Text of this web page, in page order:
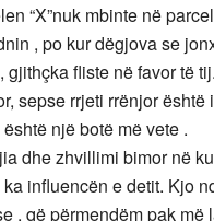
“X”nuk mbinte në
, po kur dëgjova se
fliste në favor të
sepse rrjeti rrënjor është
një botë më vete .
dhe zhvillimi bimor në
influencën e detit. Kjo
, që përmendëm pak më